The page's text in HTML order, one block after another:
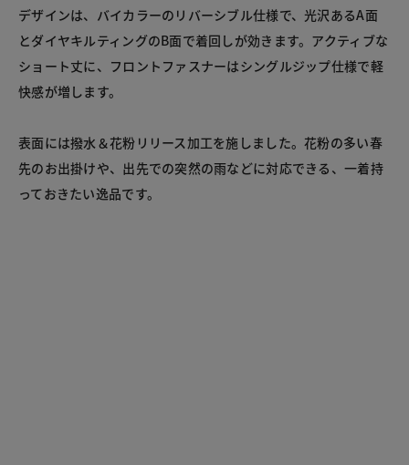
デザインは、バイカラーのリバーシブル仕様で、光沢あるA面
とダイヤキルティングのB面で着回しが効きます。アクティブな
ショート丈に、フロントファスナーはシングルジップ仕様で軽
快感が増します。
表面には撥水＆花粉リリース加工を施しました。花粉の多い春
先のお出掛けや、出先での突然の雨などに対応できる、一着持